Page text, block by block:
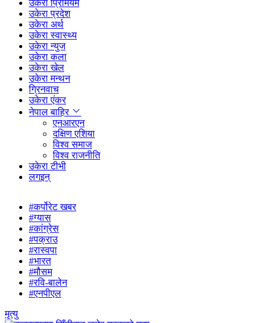
उकेरा प्रिमियम
उकेरा प्रदेश
उकेरा अर्थ
उकेरा स्वास्थ्य
उकेरा न्युज
उकेरा कला
उकेरा खेल
उकेरा मन्थन
ग्रिनवाच
उकेरा एंकर
नेपाल बाहिर
एनआरएन
दक्षिण एशिया
विश्व समाज
विश्व राजनीति
उकेरा टीभी
लगइन्
#कर्पोरेट खबर
#ग्यास
#कांग्रेस
#पक्राउ
#रास्वपा
#भारत
#मौसम
#रवि-बालेन
#एनपीएल
मृत्यु